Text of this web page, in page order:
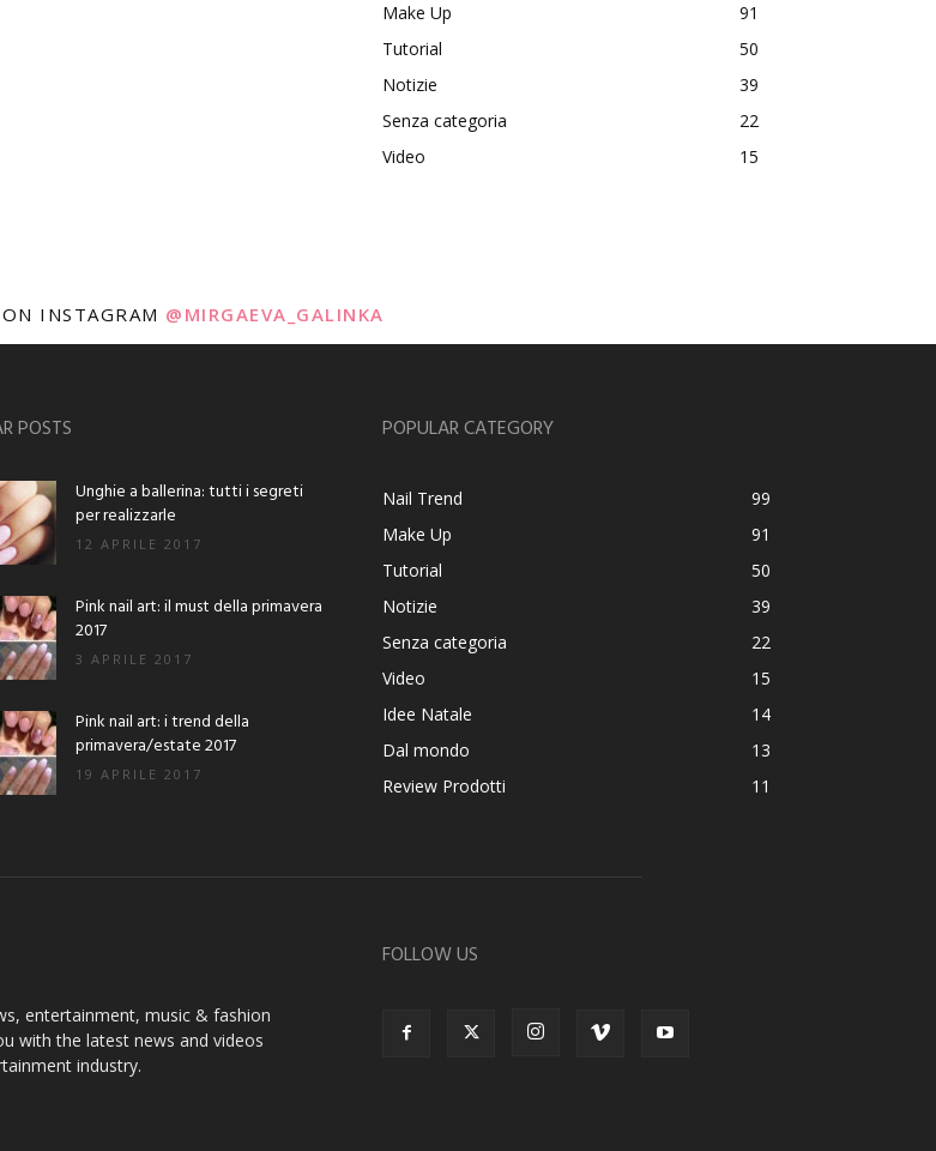
Make Up
91
Tutorial
50
Notizie
39
Senza categoria
22
Video
15
INSTAGRAM @MIRGAEVA_GALINKA
POSTS
Unghie a ballerina: tutti i segreti
per realizzarle
12 APRILE 2017
Pink nail art: il must della primavera
2017
3 APRILE 2017
Pink nail art: i trend della
primavera/estate 2017
19 APRILE 2017
POPULAR CATEGORY
Nail Trend
99
Make Up
91
Tutorial
50
Notizie
39
Senza categoria
22
Video
15
Idee Natale
14
Dal mondo
13
Review Prodotti
11
entertainment, music & fashion
with the latest news and videos
industry.
FOLLOW US